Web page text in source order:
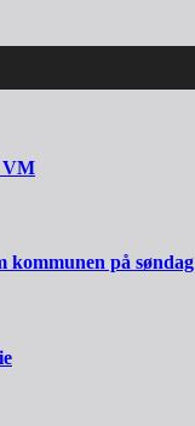
VM
kommunen på søndag